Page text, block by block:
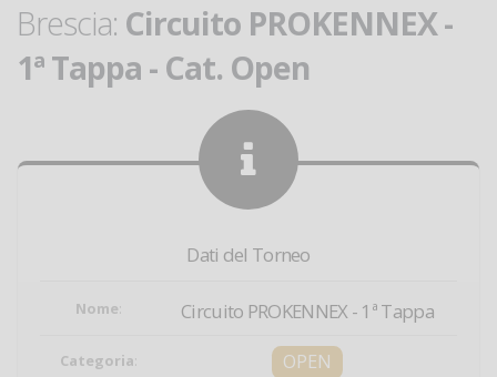
Brescia: Circuito PROKENNEX -
1ª Tappa - Cat. Open
Dati del Torneo
Nome: Circuito PROKENNEX - 1ª Tappa
Categoria: OPEN